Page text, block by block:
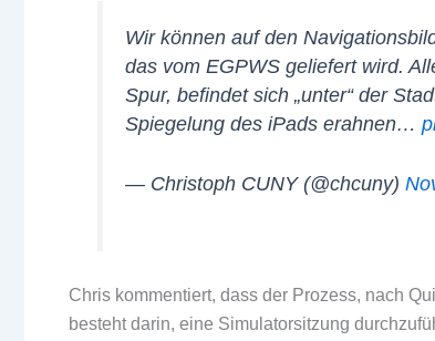
Wir können auf den
das vom EGPWS geliefert wird.
Spur, befindet sich „unter“ der
Spiegelung des iPads erahnen…
— Christoph CUNY (@chcuny)
Chris kommentiert, dass der Prozess, nach
besteht darin, eine Simulatorsitzung